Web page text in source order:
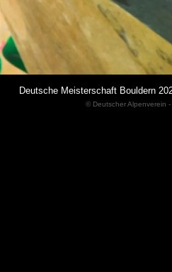
Deutsche Meisterschaft Bouldern
© Deutscher Alpenverein